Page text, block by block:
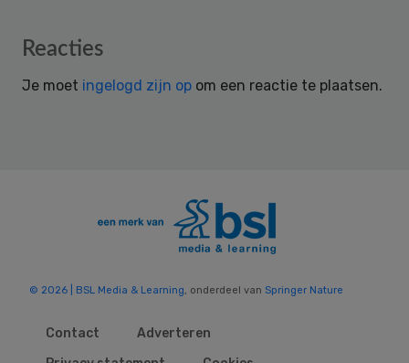
Reader
Reacties
Je moet ingelogd zijn op om een reactie te plaatsen.
© 2026 | BSL Media & Learning, onderdeel van Springer Nature
Contact
Adverteren